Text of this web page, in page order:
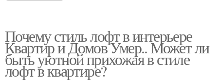
Почему стиль лофт в интерьере
Квартир и Домов Умер.. Может ли
быть уютной прихожая в стиле
лофт в квартире?